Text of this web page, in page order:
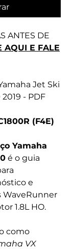
ANTES DE
AQUI E FALE
Jet Ski
- PDF
(F4E)
Yamaha
é o guia
e
WaveRunner
1.8L HO.
como
VX